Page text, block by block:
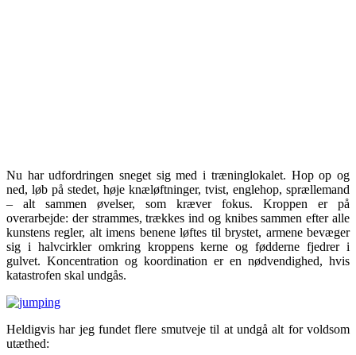
Nu har udfordringen sneget sig med i træninglokalet. Hop op og
ned, løb på stedet, høje knæløftninger, tvist, englehop, sprællemand
– alt sammen øvelser, som kræver fokus. Kroppen er på
overarbejde: der strammes, trækkes ind og knibes sammen efter alle
kunstens regler, alt imens benene løftes til brystet, armene bevæger
sig i halvcirkler omkring kroppens kerne og fødderne fjedrer i
gulvet. Koncentration og koordination er en nødvendighed, hvis
katastrofen skal undgås.
Heldigvis har jeg fundet flere smutveje til at undgå alt for voldsom
utæthed: